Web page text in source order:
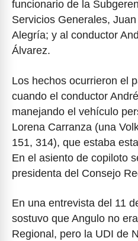
funcionario de la
Servicios Generales,
Alegría; y al conductor
Álvarez.
Los hechos ocurrieron el
cuando el conductor
manejando el vehículo
Lorena Carranza (una
151, 314), que estaba
En el asiento de copiloto
presidenta del Consejo
En una entrevista del 11
sostuvo que Angulo no
Regional, pero la UDI de